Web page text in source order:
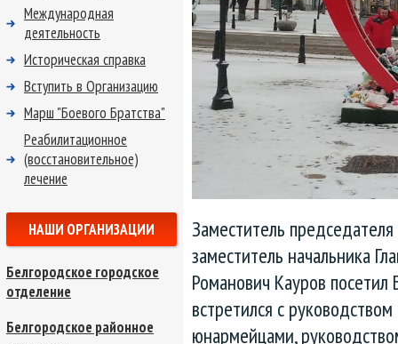
Заместитель
заместитель начальника
Романович Кауров
встретился с
юнармейцами,
Международная
деятельность
Историческая справка
Вступить в Организацию
Марш "Боевого Братства"
Реабилитационное
(восстановительное)
лечение
НАШИ ОРГАНИЗАЦИИ
Белгородское городское
отделение
Белгородское районное